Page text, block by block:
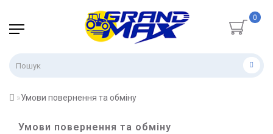
0
Умови повернення та обміну
Умови повернення та обміну